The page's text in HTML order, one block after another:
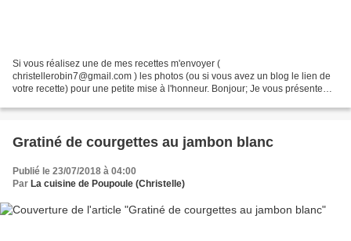
Si vous réalisez une de mes recettes m'envoyer (
christellerobin7@gmail.com ) les photos (ou si vous avez un blog le lien de
votre recette) pour une petite mise à l'honneur. Bonjour; Je vous présente
Gratiné de courgettes au jambon blanc
Publié le 23/07/2018 à 04:00
Par La cuisine de Poupoule (Christelle)